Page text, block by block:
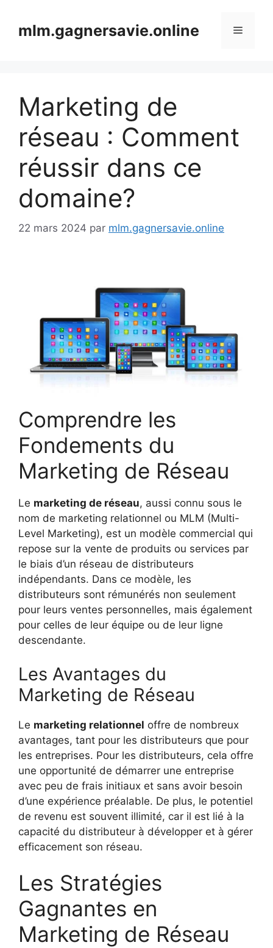
contenumlm.gagnersavie.online Menu
Marketing de
réseau : Comment
réussir dans ce
domaine?
22 mars 2024 par mlm.gagnersavie.online
Comprendre les
Fondements du
Marketing de Réseau
Le marketing de réseau, aussi connu sous le
nom de marketing relationnel ou MLM (Multi-
Level Marketing), est un modèle commercial qui
repose sur la vente de produits ou services par
le biais d’un réseau de distributeurs
indépendants. Dans ce modèle, les
distributeurs sont rémunérés non seulement
pour leurs ventes personnelles, mais également
pour celles de leur équipe ou de leur ligne
descendante.
Les Avantages du
Marketing de Réseau
Le marketing relationnel offre de nombreux
avantages, tant pour les distributeurs que pour
les entreprises. Pour les distributeurs, cela offre
une opportunité de démarrer une entreprise
avec peu de frais initiaux et sans avoir besoin
d’une expérience préalable. De plus, le potentiel
de revenu est souvent illimité, car il est lié à la
capacité du distributeur à développer et à gérer
efficacement son réseau.
Les Stratégies
Gagnantes en
Marketing de Réseau